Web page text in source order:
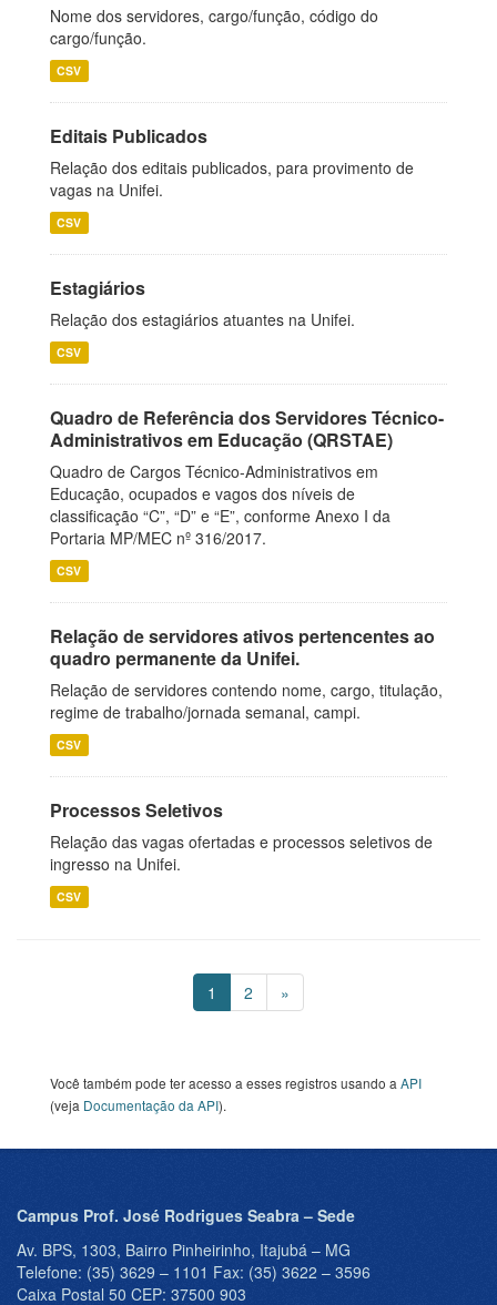
Nome dos servidores, cargo/função, código do
cargo/função.
CSV
Editais Publicados
Relação dos editais publicados, para provimento de
vagas na Unifei.
CSV
Estagiários
Relação dos estagiários atuantes na Unifei.
CSV
Quadro de Referência dos Servidores Técnico-
Administrativos em Educação (QRSTAE)
Quadro de Cargos Técnico-Administrativos em
Educação, ocupados e vagos dos níveis de
classificação “C”, “D” e “E”, conforme Anexo I da
Portaria MP/MEC nº 316/2017.
CSV
Relação de servidores ativos pertencentes ao
quadro permanente da Unifei.
Relação de servidores contendo nome, cargo, titulação,
regime de trabalho/jornada semanal, campi.
CSV
Processos Seletivos
Relação das vagas ofertadas e processos seletivos de
ingresso na Unifei.
CSV
1 2 »
Você também pode ter acesso a esses registros usando a API
(veja Documentação da API).
Campus Prof. José Rodrigues Seabra – Sede
Av. BPS, 1303, Bairro Pinheirinho, Itajubá – MG
Telefone: (35) 3629 – 1101 Fax: (35) 3622 – 3596
Caixa Postal 50 CEP: 37500 903